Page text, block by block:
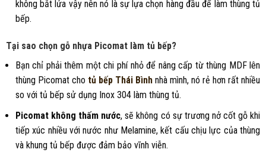
không bắt lửa vậy nên nó là sự lựa chọn hàng đầu để làm thùng tủ
bếp.
Tại sao chọn gỗ nhựa Picomat làm tủ bếp?
Bạn chỉ phải thêm mộtchi phí nhỏ để nâng cấp từ thùng MDF lên
thùng Picomatcho tủ bếp Thái Bìnhnhà mình, nó rẻ hơn rất nhiều
so với tủ bếp sử dụng Inox 304 làm thùng tủ.
Picomat không thấm nước, sẽ không có sự trương nở cốt gỗ khi
tiếp xúc nhiều với nước như Melamine, kết cấu chịu lực của thùng
và khung tủ bếp được đảm bảo vĩnh viễn.